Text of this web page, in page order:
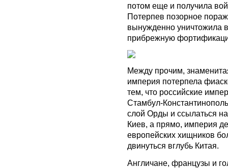
потом еще и получила
Потерпев позорное
вынужденно уничтожила
прибрежную
Между прочим,
империя потерпела
тем, что российские
Стамбул-
слой Орды и ссылаться
Киев, а прямо, империя
европейских хищников
двинуться вглубь Китая.
Англичане, французы и